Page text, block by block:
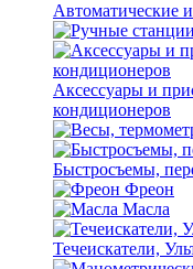
Автоматические
Аксессуары и
кондиционеров
Быстросъемы,
Фреон
Масла
Течеискатели,